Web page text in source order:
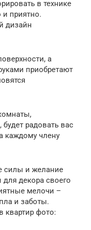
в технике
и приятно.
дизайн
а
приобретают
радовать вас
каждому члену
силы и желание
декора своего
мелочи –
и заботы.
квартир фото: